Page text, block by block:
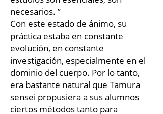
necesarios. ”
Con este estado de ánimo, su
práctica estaba en constante
evolución, en constante
investigación, especialmente en el
dominio del cuerpo. Por lo tanto,
era bastante natural que Tamura
sensei propusiera a sus alumnos
ciertos métodos tanto para